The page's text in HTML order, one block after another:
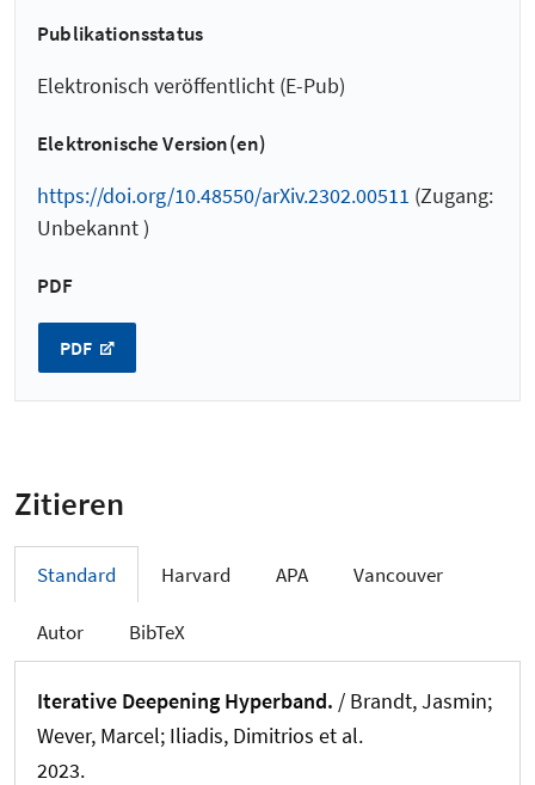
Publikationsstatus
Elektronisch veröffentlicht (E-Pub)
Elektronische Version(en)
https://doi.org/10.48550/arXiv.2302.00511 (Zugang:
Unbekannt )
PDF
PDF
Zitieren
Standard Harvard APA Vancouver
Autor BibTeX
Iterative Deepening Hyperband. / Brandt, Jasmin;
Wever, Marcel; Iliadis, Dimitrios et al.
2023.